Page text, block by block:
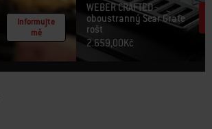
Informujte
mě
WEBER CRAFTED
oboustranný Sear Grate
rošt ​
2.659,00Kč